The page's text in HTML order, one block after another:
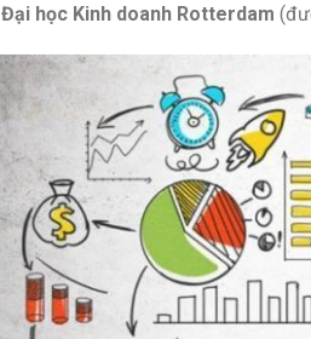
Đại học Kinh doanh Rotterdam